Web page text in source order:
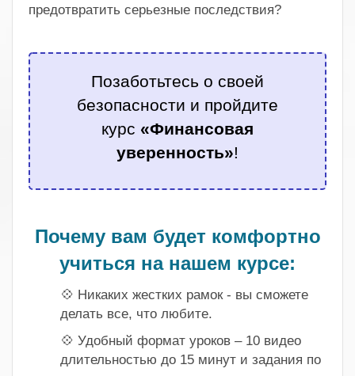
предотвратить серьезные последствия?
Позаботьтесь о своей
безопасности и пройдите
курс «Финансовая
уверенность»!
Почему вам будет комфортно
учиться на нашем курсе:
💠 Никаких жестких рамок - вы сможете
делать все, что любите.
💠 Удобный формат уроков – 10 видео
длительностью до 15 минут и задания по